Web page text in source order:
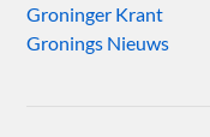
Groninger Krant
Gronings Nieuws